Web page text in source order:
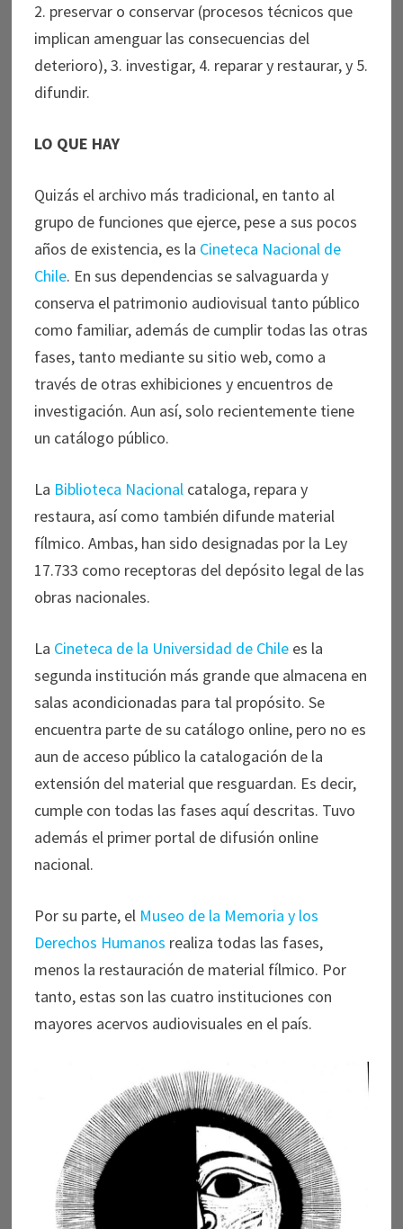
2. preservar o conservar (procesos técnicos que
implican amenguar las consecuencias del
deterioro), 3. investigar, 4. reparar y restaurar, y 5.
difundir.
LO QUE HAY
Quizás el archivo más tradicional, en tanto al
grupo de funciones que ejerce, pese a sus pocos
años de existencia, es la Cineteca Nacional de
Chile. En sus dependencias se salvaguarda y
conserva el patrimonio audiovisual tanto público
como familiar, además de cumplir todas las otras
fases, tanto mediante su sitio web, como a
través de otras exhibiciones y encuentros de
investigación. Aun así, solo recientemente tiene
un catálogo público.
La Biblioteca Nacionalcataloga, repara y
restaura, así como también difunde material
fílmico. Ambas, han sido designadas por la Ley
17.733 como receptoras del depósito legal de las
obras nacionales.
La Cineteca de la Universidad de Chile es la
segunda institución más grande que almacena en
salas acondicionadas para tal propósito. Se
encuentra parte de su catálogo online, pero no es
aun de acceso público la catalogación de la
extensión del material que resguardan. Es decir,
cumple con todas las fases aquí descritas. Tuvo
además el primer portal de difusión online
nacional.
Por su parte, el Museo de la Memoria y los
Derechos Humanos realiza todas las fases,
menos la restauración de material fílmico. Por
tanto, estas son las cuatro instituciones con
mayores acervos audiovisuales en el país.